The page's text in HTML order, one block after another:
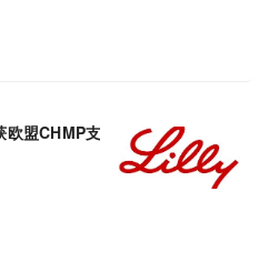
欧盟CHMP支持批准